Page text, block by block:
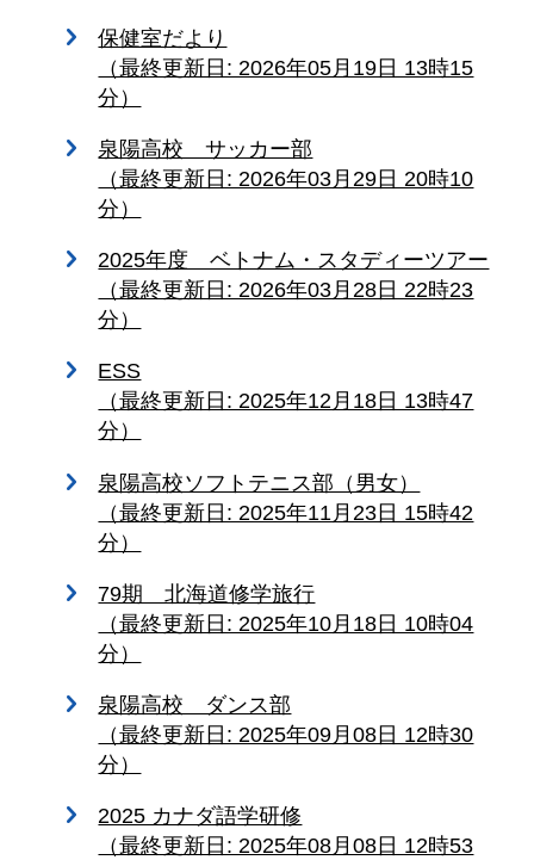
保健室だより
（最終更新日: 2026年05月19日 13時15
分）
泉陽高校 サッカー部
（最終更新日: 2026年03月29日 20時10
分）
2025年度 ベトナム・スタディーツアー
（最終更新日: 2026年03月28日 22時23
分）
ESS
（最終更新日: 2025年12月18日 13時47
分）
泉陽高校ソフトテニス部（男女）
（最終更新日: 2025年11月23日 15時42
分）
79期 北海道修学旅行
（最終更新日: 2025年10月18日 10時04
分）
泉陽高校 ダンス部
（最終更新日: 2025年09月08日 12時30
分）
2025 カナダ語学研修
（最終更新日: 2025年08月08日 12時53